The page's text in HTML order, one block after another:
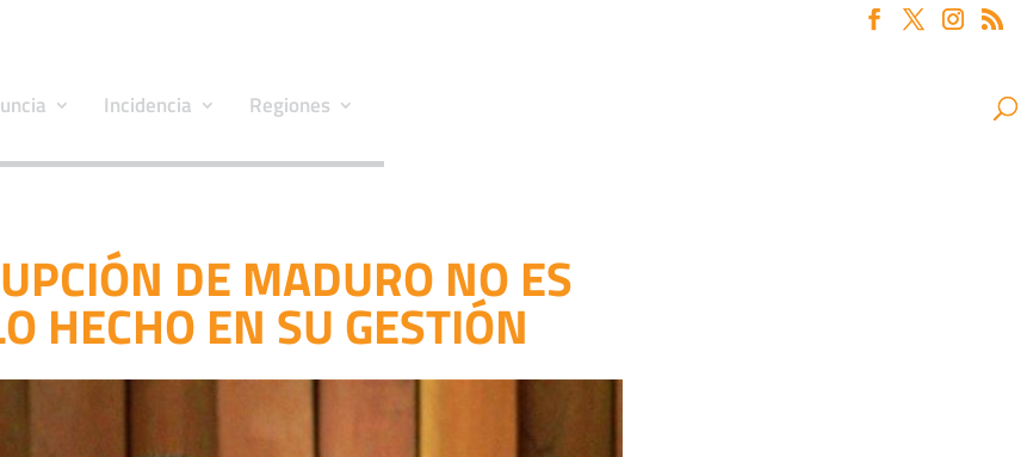
Incidencia Regiones
DE MADURO NO ES
HECHO EN SU GESTIÓN